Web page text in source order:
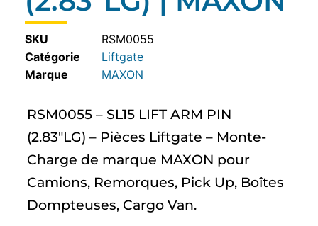
SKU
RSM0055
Catégorie
Liftgate
MAXON
RSM0055 – SL15 LIFT ARM PIN
(2.83″LG) – Pièces Liftgate – Monte-
Charge de marque MAXON pour
Camions, Remorques, Pick Up, Boîtes
Dompteuses, Cargo Van.